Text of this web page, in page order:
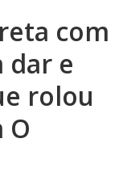
com
dar e
rolou
O